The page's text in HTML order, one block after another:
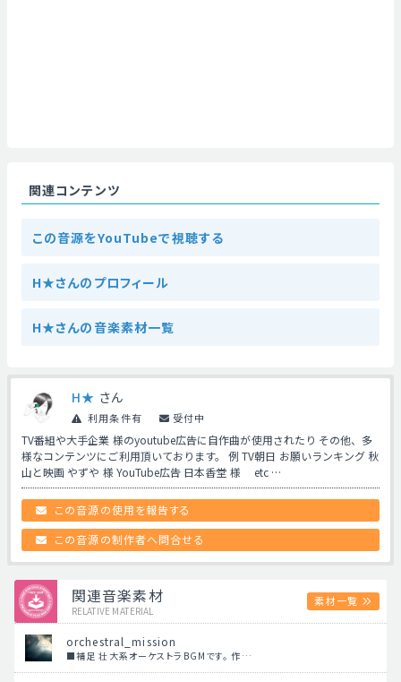
関連コンテンツ
この音源をYouTubeで視聴する
H★さんのプロフィール
H★さんの音楽素材一覧
H★ さん
利用条件有 受付中
TV番組や大手企業 様のyoutube広告に自作曲が使用されたり その他、多
様なコンテンツにご利用頂いております。 例 TV朝日 お願いランキング 秋
山と映画 やずや 様 YouTube広告 日本香堂 様 etc …
この音源の使用を報告する
この音源の制作者へ問合せる
関連音楽素材
RELATIVE MATERIAL
素材一覧
orchestral_mission
■補足 壮大系オーケストラBGMです。 作…